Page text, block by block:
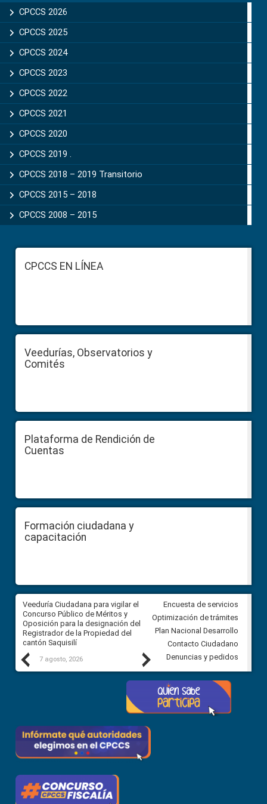
Sidebar
CPCCS 2026
CPCCS 2025
CPCCS 2024
CPCCS 2023
CPCCS 2022
CPCCS 2021
CPCCS 2020
CPCCS 2019 .
CPCCS 2018 – 2019 Transitorio
CPCCS 2015 – 2018
CPCCS 2008 – 2015
FooterCPCCS EN LÍNEA
Veedurías, Observatorios y
Comités
Plataforma de Rendición de
Cuentas
Formación ciudadana y
capacitación
Previous
Veeduría Ciudadana para vigilar el
Concurso Público de Méritos y
Oposición para la designación del
Registrador de la Propiedad del
cantón Saquisilí
7 agosto, 2026
Veeduría Ciudadana para
construcción del asfaltado de
Ballenita del cantón Santa
7 agosto, 2026
Next
Encuesta de servicios
Optimización de trámites
Plan Nacional Desarrollo
Contacto Ciudadano
Denuncias y pedidos